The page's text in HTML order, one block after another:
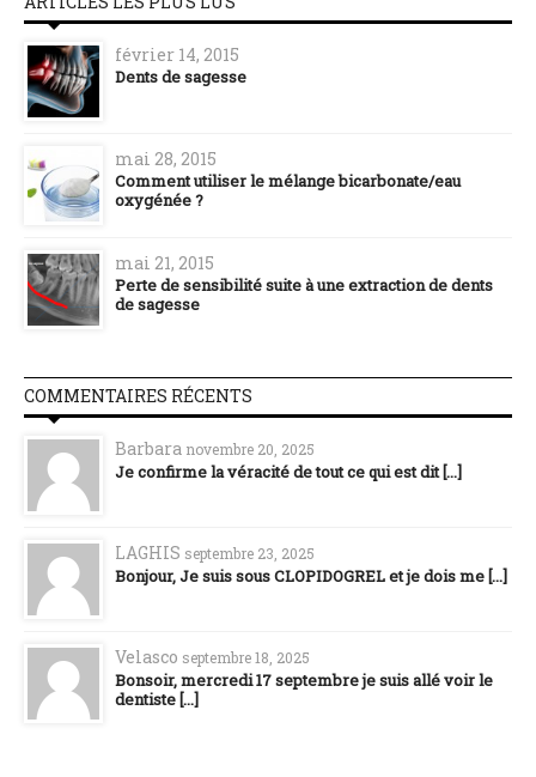
février 14, 2015
Dents de sagesse
mai 28, 2015
Comment utiliser le mélange bicarbonate/eau
oxygénée ?
mai 21, 2015
Perte de sensibilité suite à une extraction de dents
de sagesse
COMMENTAIRES RÉCENTS
Barbara novembre 20, 2025
Je confirme la véracité de tout ce qui est dit [...]
LAGHIS septembre 23, 2025
Bonjour, Je suis sous CLOPIDOGREL et je dois me [...]
Velasco septembre 18, 2025
Bonsoir, mercredi 17 septembre je suis allé voir le
dentiste [...]